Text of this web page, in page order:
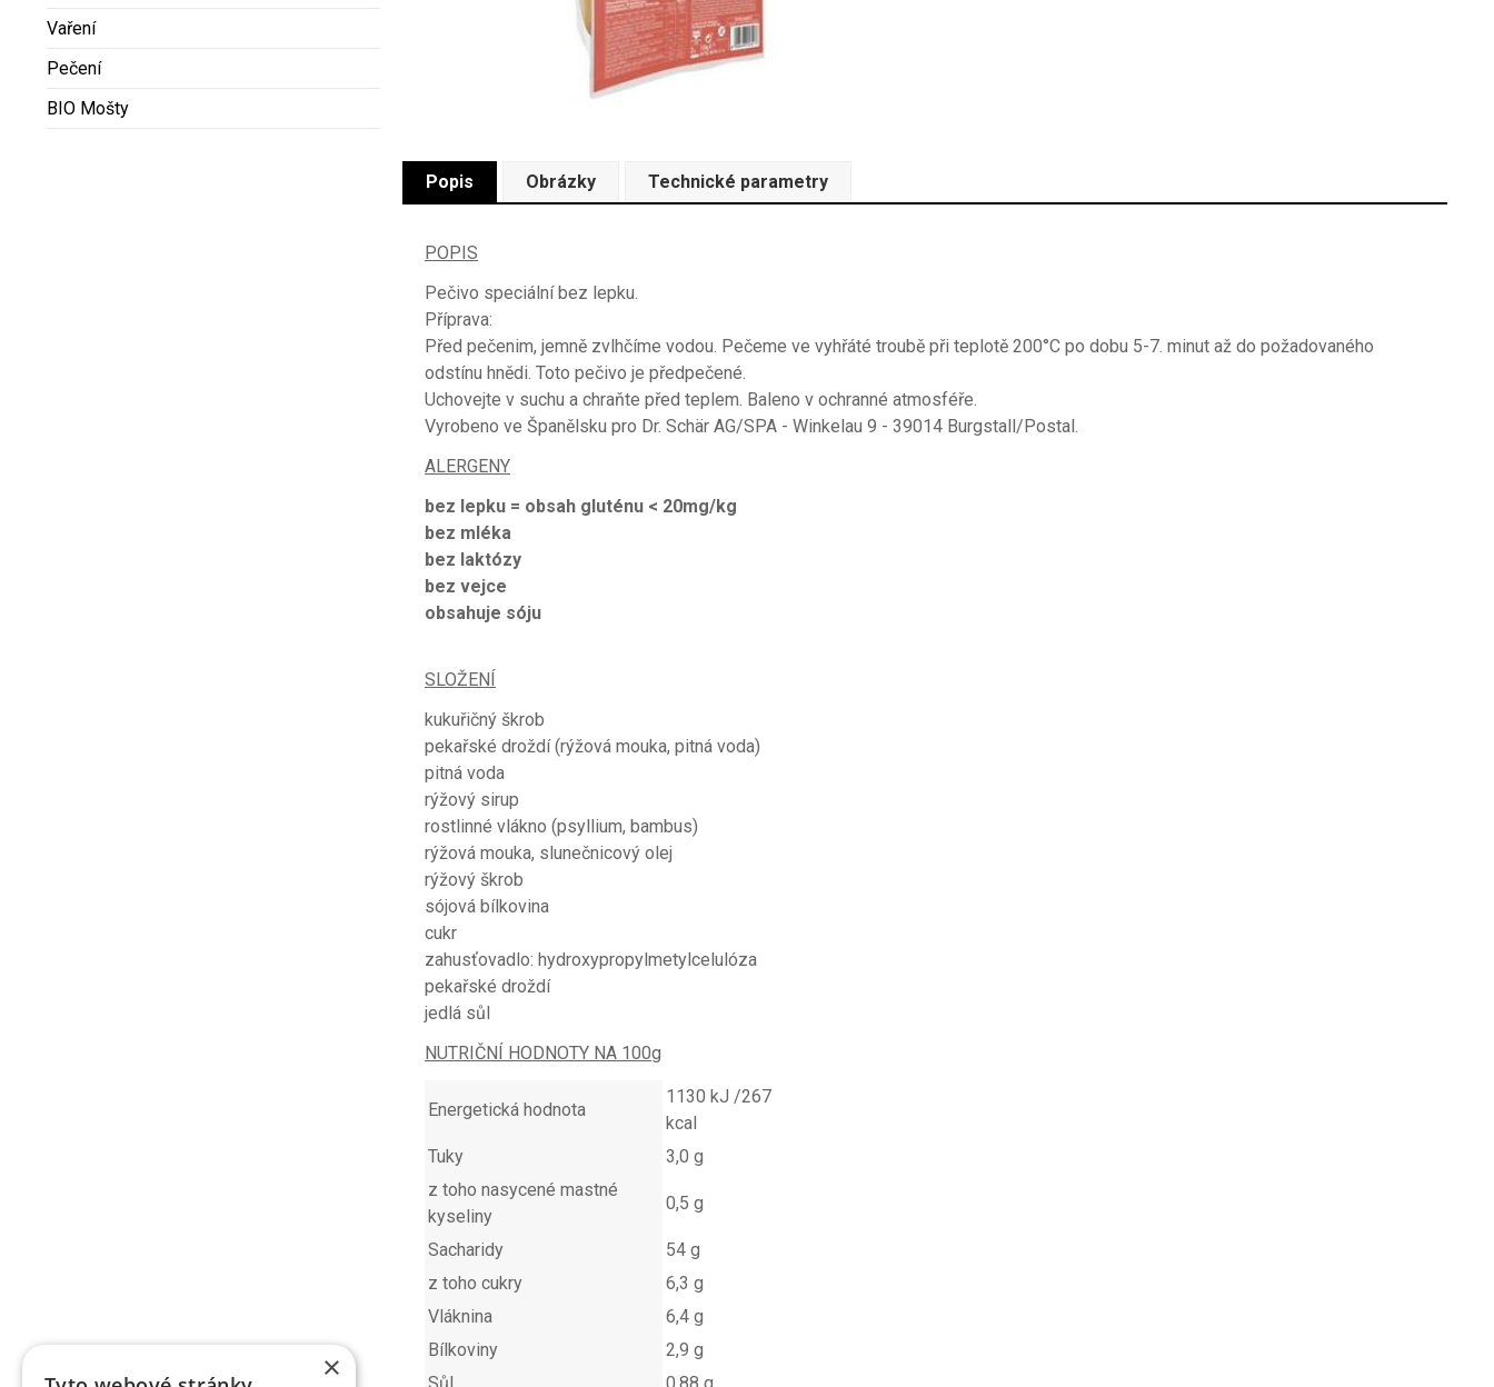
Vaření
Pečení
BIO Mošty
Popis Obrázky Technické parametry
POPIS
Pečivo speciální bez lepku.
Příprava:
Před pečenim, jemně zvlhčíme vodou. Pečeme ve vyhřáté troubě při teplotě 200°C po dobu 5-7. minut až do požadovaného
odstínu hnědi. Toto pečivo je předpečené.
Uchovejte v suchu a chraňte před teplem. Baleno v ochranné atmosféře.
Vyrobeno ve Španělsku pro Dr. Schär AG/SPA - Winkelau 9 - 39014 Burgstall/Postal.
ALERGENY
bez lepku = obsah gluténu < 20mg/kg
bez mléka
bez laktózy
bez vejce
obsahuje sóju
SLOŽENÍ
kukuřičný škrob
pekařské droždí (rýžová mouka, pitná voda)
pitná voda
rýžový sirup
rostlinné vlákno (psyllium, bambus)
rýžová mouka, slunečnicový olej
rýžový škrob
sójová bílkovina
cukr
zahusťovadlo: hydroxypropylmetylcelulóza
pekařské droždí
jedlá sůl
NUTRIČNÍ HODNOTY NA 100g
Energetická hodnota
1130 kJ /267
kcal
Tuky
3,0 g
z toho nasycené mastné
kyseliny
0,5 g
Sacharidy
54 g
z toho cukry
6,3 g
Vláknina
6,4 g
Bílkoviny
2,9 g
×